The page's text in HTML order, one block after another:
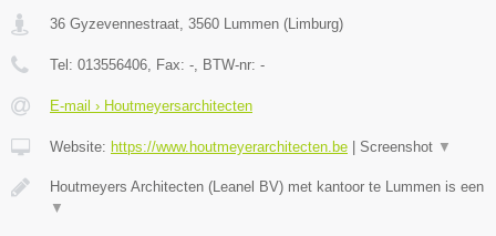
36 Gyzevennestraat 3560 Lummen ( Limburg)
Tel: 013556406 , Fax: - , BTW-nr: -
E-mail › Houtmeyersarchitecten
Website: https://www.houtmeyerarchitecten.be Screenshot ▼
Houtmeyers Architecten (Leanel BV) met kantoor te Lummen is een
▼